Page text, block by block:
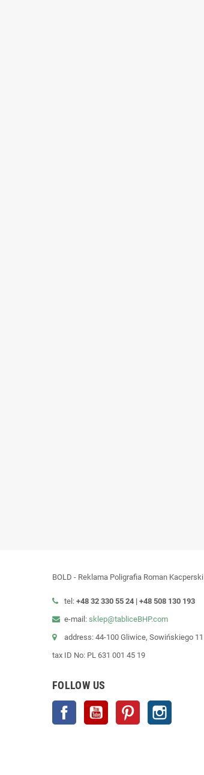
BOLD - Reklama Poligrafia Roman Kacperski
tel: +48 32 330 55 24 | +48 508 130 193
e-mail: sklep@tabliceBHP.com
address: 44-100 Gliwice, Sowińskiego 11
tax ID No: PL 631 001 45 19
FOLLOW US
Facebook YouTube Pinterest